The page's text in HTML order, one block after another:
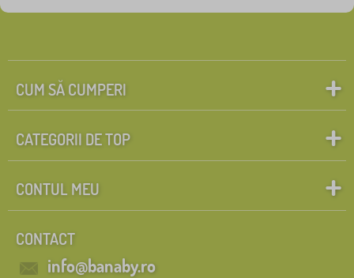
CUM SĂ CUMPERI
CATEGORII DE TOP
CONTUL MEU
CONTACT
info@banaby.ro